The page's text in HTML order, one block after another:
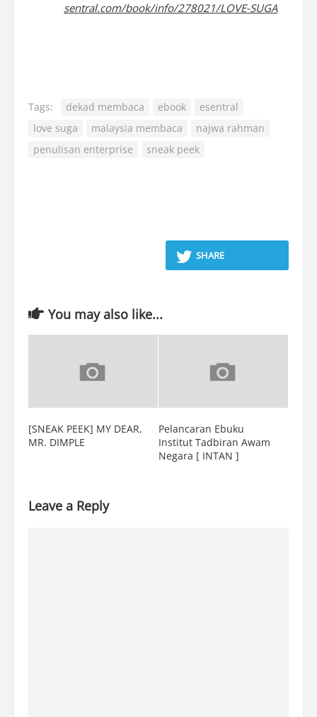
sentral.com/book/info/278021/LOVE-SUGA
Tags: dekad membaca ebook
esentral
love suga
malaysia membaca
najwa rahman
penulisan enterprise
sneak peek
SHARE
You may also like...
[SNEAK PEEK] MY DEAR,
MR. DIMPLE
Pelancaran Ebuku
Institut Tadbiran Awam
Negara [ INTAN ]
Leave a Reply